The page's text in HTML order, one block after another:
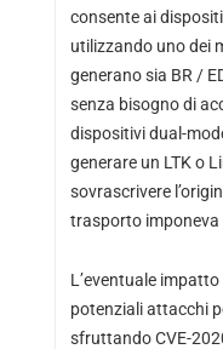
consente ai
utilizzando uno dei
generano sia BR /
senza bisogno di
dispositivi dual-
generare un LTK o
sovrascrivere
trasporto imponeva
L’eventuale
potenziali attacchi
sfruttando CVE-